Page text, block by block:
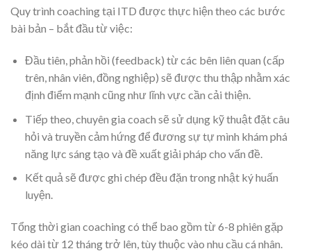
Quy trình coaching tại ITD được thực hiện theo các bước
bài bản – bắt đầu từ việc:
Đầu tiên, phản hồi (feedback) từ các bên liên quan (cấp
trên, nhân viên, đồng nghiệp) sẽ được thu thập nhằm xác
định điểm mạnh cũng như lĩnh vực cần cải thiện.
Tiếp theo, chuyên gia coach sẽ sử dụng kỹ thuật đặt câu
hỏi và truyền cảm hứng để đương sự tự mình khám phá
năng lực sáng tạo và đề xuất giải pháp cho vấn đề.
Kết quả sẽ được ghi chép đều đặn trong nhật ký huấn
luyện.
Tổng thời gian coaching có thể bao gồm từ 6-8 phiên gặp
kéo dài từ 12 tháng trở lên, tùy thuộc vào nhu cầu cá nhân.